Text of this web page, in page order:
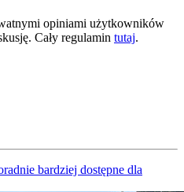
opiniami użytkowników
Cały regulamin tutaj.
bardziej dostępne dla